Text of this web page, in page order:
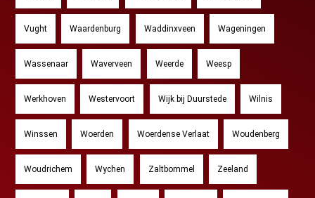
Vught Waardenburg Waddinxveen Wageningen
Wassenaar Waverveen Weerde Weesp
Werkhoven Westervoort Wijk bij Duurstede Wilnis
Winssen Woerden Woerdense Verlaat Woudenberg
Woudrichem Wychen Zaltbommel Zeeland